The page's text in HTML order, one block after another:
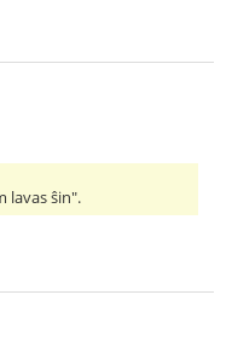
lavas ŝin".